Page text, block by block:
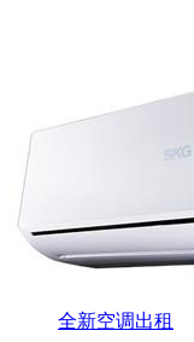
全新空调出租